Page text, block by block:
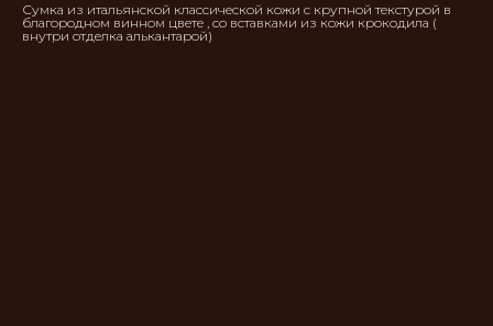
Сумка из итальянской классической кожи с крупной текстурой в
благородном винном цвете , со вставками из кожи крокодила (
внутри отделка алькантарой)